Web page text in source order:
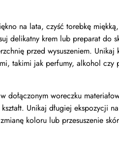
na lata, czyść torebkę
delikatny krem lub preparat do
przed wysuszeniem. Unikaj
takimi jak perfumy, alkohol czy
dołączonym woreczku
Unikaj długiej ekspozycji
koloru lub przesuszenie